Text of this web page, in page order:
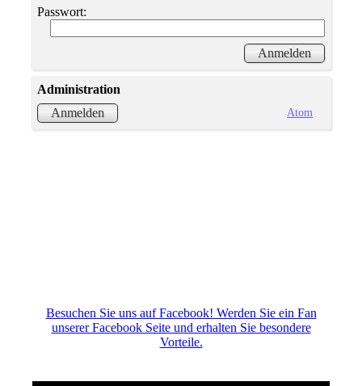
Passwort:
Administration
Anmelden
Atom
Besuchen Sie uns auf Facebook! Werden Sie ein Fan
unserer Facebook Seite und erhalten Sie besondere
Vorteile.